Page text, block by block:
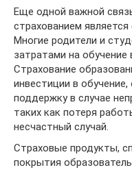
Еще одной важной
страхованием
Многие родители и
затратами на обучение
Страхование
инвестиции в
поддержку в случае
таких как потеря
несчастный случай.
Страховые продукты,
покрытия